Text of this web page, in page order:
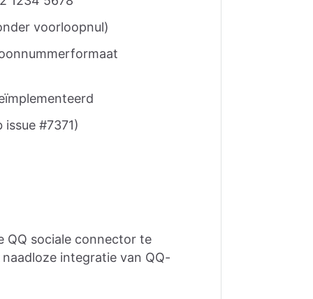
voorloopnul)
#7371)
QQ sociale connector te
integratie van QQ-